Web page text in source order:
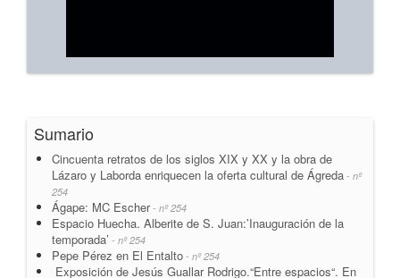
Sumario
Cincuenta retratos de los siglos XIX y XX y la obra de
Lázaro y Laborda enriquecen la oferta cultural de Ágreda - nº
254
Ágape: MC Escher- nº 254
Espacio Huecha. Alberite de S. Juan:’Inauguración de la
temporada’ - nº 254
Pepe Pérez en El Entalto - nº 254
Exposición de Jesús Guallar Rodrigo.“Entre espacios“. En